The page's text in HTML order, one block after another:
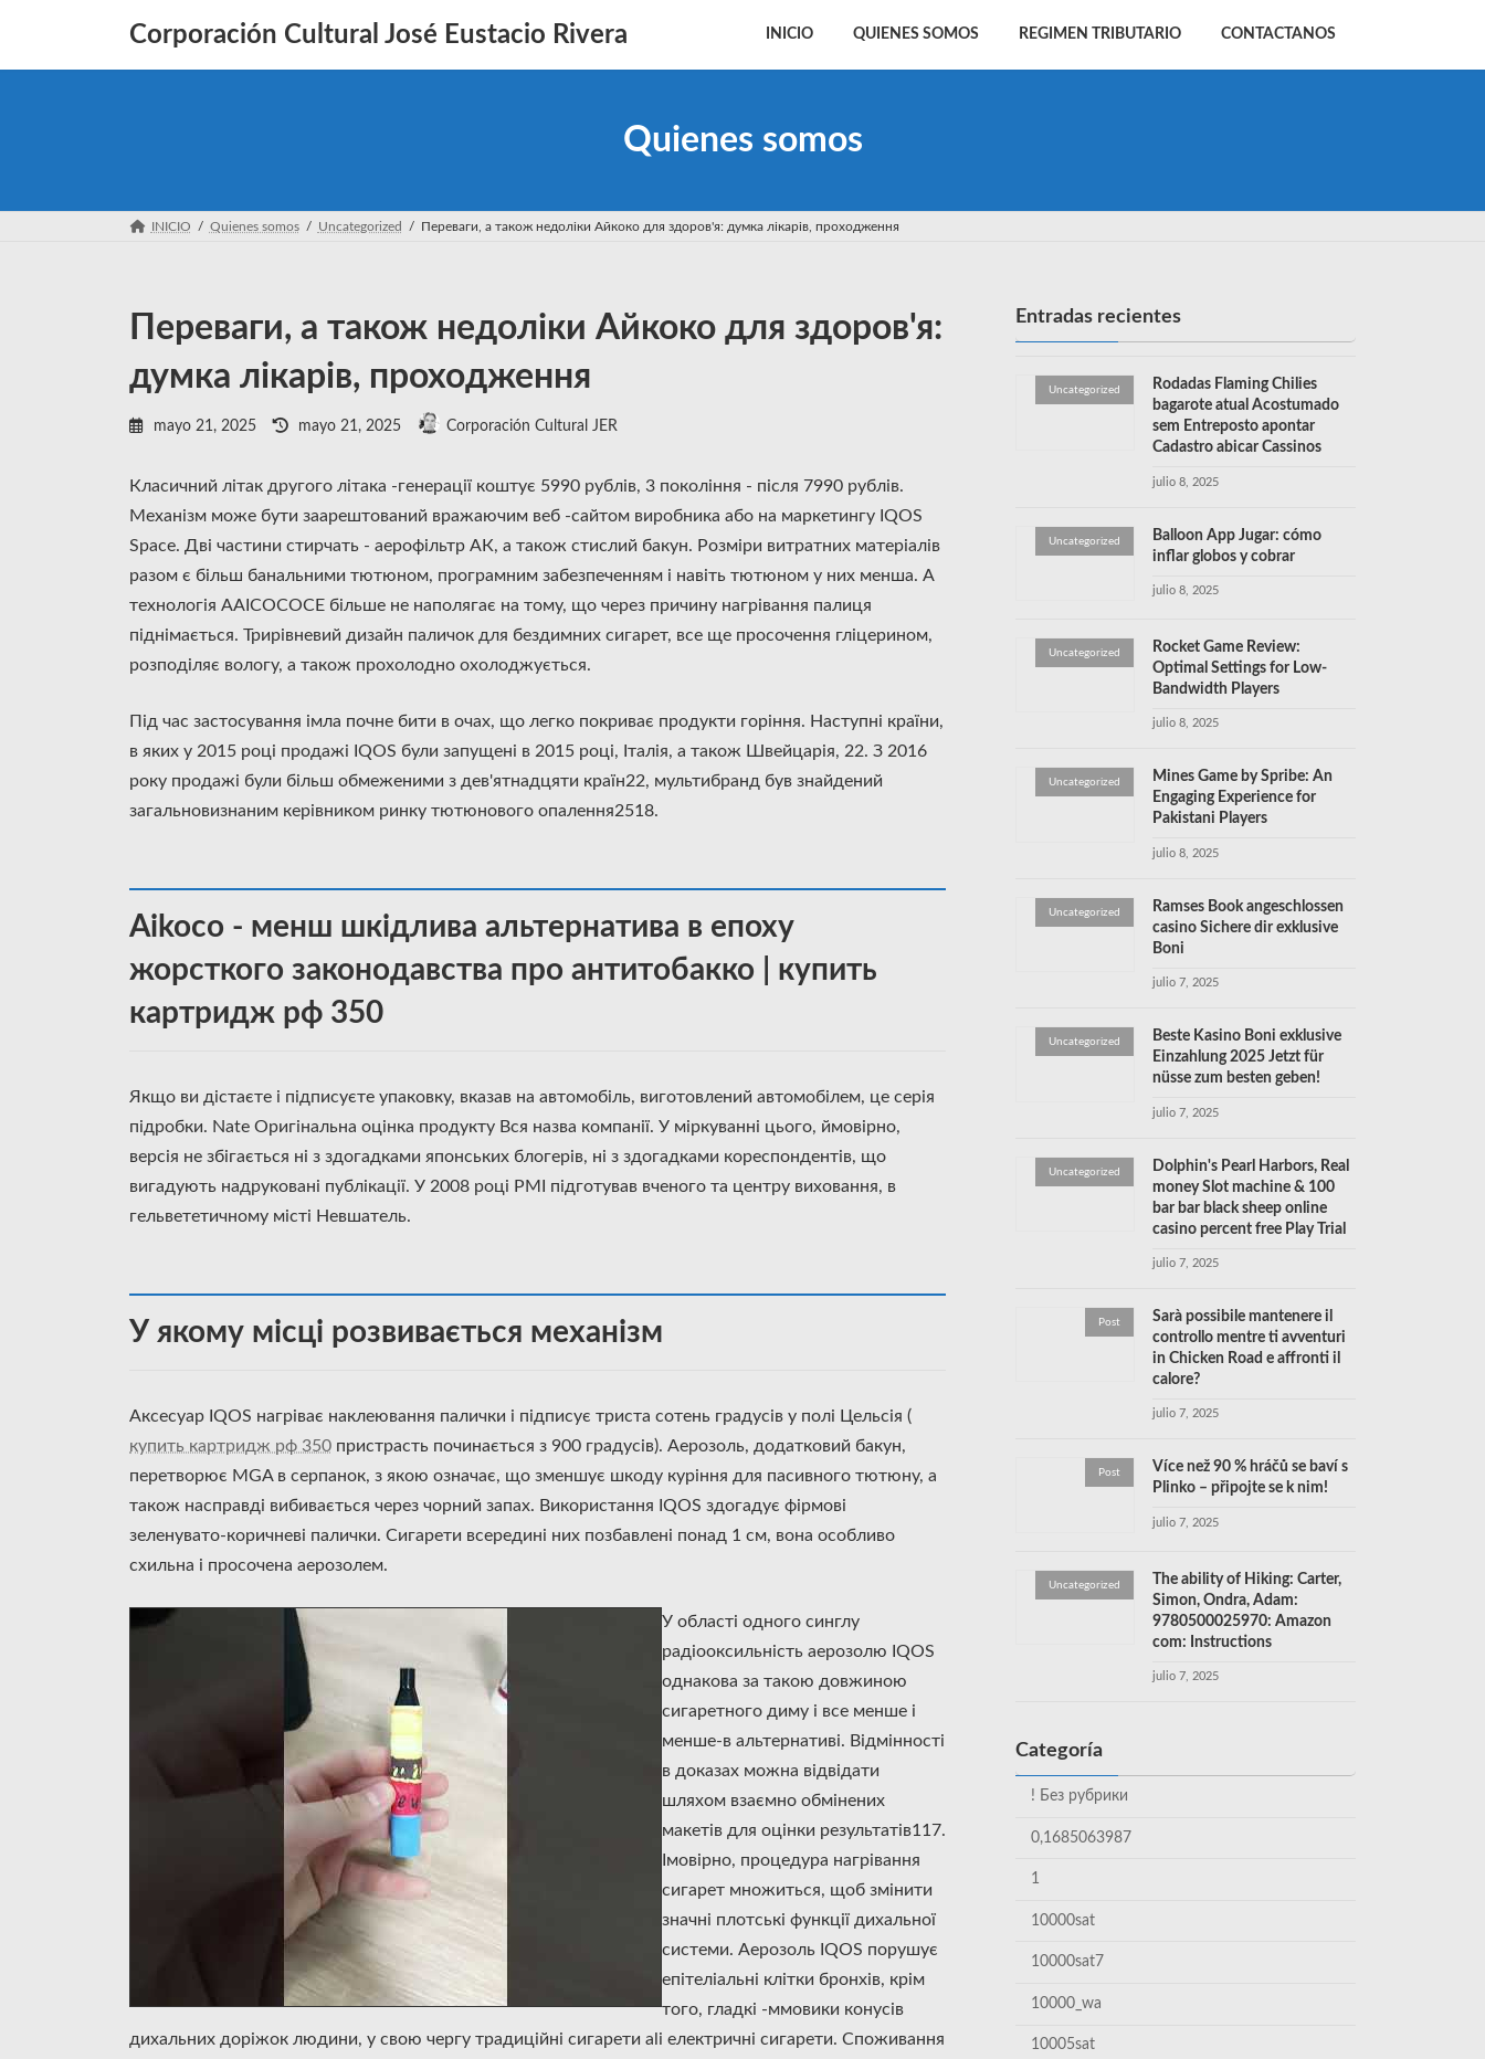
navegación
Corporación Cultural José Eustacio Rivera INICIO QUIENES SOMOS REGIMEN TRIBUTARIO CONTACTANOS
Quienes somos
INICIO Quienes somos Uncategorized Переваги, а також недоліки Айкоко для здоров'я: думка лікарів, проходження
Переваги, а також недоліки Айкоко для здоров'я:
думка лікарів, проходження
mayo 21, 2025
Última
actualización
mayo 21, 2025 Corporación Cultural JER
Класичний літак другого літака -генерації коштує 5990 рублів, 3 покоління - після 7990 рублів.
Механізм може бути заарештований вражаючим веб -сайтом виробника або на маркетингу IQOS
Space. Дві частини стирчать - аерофільтр АК, а також стислий бакун. Розміри витратних матеріалів
разом є більш банальними тютюном, програмним забезпеченням і навіть тютюном у них менша. А
технологія AAICOCOCE більше не наполягає на тому, що через причину нагрівання палиця
піднімається. Трирівневий дизайн паличок для бездимних сигарет, все ще просочення гліцерином,
розподіляє вологу, а також прохолодно охолоджується.
Під час застосування імла почне бити в очах, що легко покриває продукти горіння. Наступні країни,
в яких у 2015 році продажі IQOS були запущені в 2015 році, Італія, а також Швейцарія, 22. З 2016
року продажі були більш обмеженими з дев'ятнадцяти країн22, мультибранд був знайдений
загальновизнаним керівником ринку тютюнового опалення2518.
Aikoco - менш шкідлива альтернатива в епоху
жорсткого законодавства про антитобакко | купить
картридж рф 350
Якщо ви дістаєте і підписуєте упаковку, вказав на автомобіль, виготовлений автомобілем, це серія
підробки. Nate Оригінальна оцінка продукту Вся назва компанії. У міркуванні цього, ймовірно,
версія не збігається ні з здогадками японських блогерів, ні з здогадками кореспондентів, що
вигадують надруковані публікації. У 2008 році PMI підготував вченого та центру виховання, в
гельвететичному місті Невшатель.
У якому місці розвивається механізм
Аксесуар IQOS нагріває наклеювання палички і підписує триста сотень градусів у полі Цельсія (
купить картридж рф 350 пристрасть починається з 900 градусів). Аерозоль, додатковий бакун,
перетворює MGA в серпанок, з якою означає, що зменшує шкоду куріння для пасивного тютюну, а
також насправді вибивається через чорний запах. Використання IQOS здогадує фірмові
зеленувато-коричневі палички. Сигарети всередині них позбавлені понад 1 см, вона особливо
схильна і просочена аерозолем.
У області одного синглу
радіооксильність аерозолю IQOS
однакова за такою довжиною
сигаретного диму і все менше і
менше-в альтернативі. Відмінності
в доказах можна відвідати
шляхом взаємно обмінених
макетів для оцінки результатів117.
Імовірно, процедура нагрівання
сигарет множиться, щоб змінити
значні плотські функції дихальної
системи. Аерозоль IQOS порушує
епітеліальні клітки бронхів, крім
того, гладкі -ммовики конусів
дихальних доріжок людини, у свою чергу традиційні сигарети ali електричні сигарети. Споживання
Entradas recientes
Uncategorized
Rodadas Flaming Chilies
bagarote atual Acostumado
sem Entreposto apontar
Cadastro abicar Cassinos
julio 8, 2025
Uncategorized
Balloon App Jugar: cómo
inflar globos y cobrar
julio 8, 2025
Uncategorized
Rocket Game Review:
Optimal Settings for Low-
Bandwidth Players
julio 8, 2025
Uncategorized
Mines Game by Spribe: An
Engaging Experience for
Pakistani Players
julio 8, 2025
Uncategorized
Ramses Book angeschlossen
casino Sichere dir exklusive
Boni
julio 7, 2025
Uncategorized
Beste Kasino Boni exklusive
Einzahlung 2025 Jetzt für
nüsse zum besten geben!
julio 7, 2025
Uncategorized
Dolphin's Pearl Harbors, Real
money Slot machine & 100
bar bar black sheep online
casino percent free Play Trial
julio 7, 2025
Post
Sarà possibile mantenere il
controllo mentre ti avventuri
in Chicken Road e affronti il
calore?
julio 7, 2025
Post
Více než 90 % hráčů se baví s
Plinko – připojte se k nim!
julio 7, 2025
Uncategorized
The ability of Hiking: Carter,
Simon, Ondra, Adam:
9780500025970: Amazon
com: Instructions
julio 7, 2025
Categoría
! Без рубрики
0,1685063987
1
10000sat
10000sat7
10000_wa
10005sat